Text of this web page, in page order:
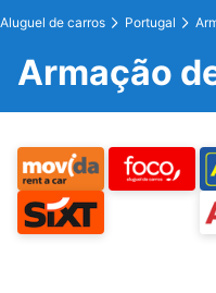
Aluguel de carros Portugal
Armação